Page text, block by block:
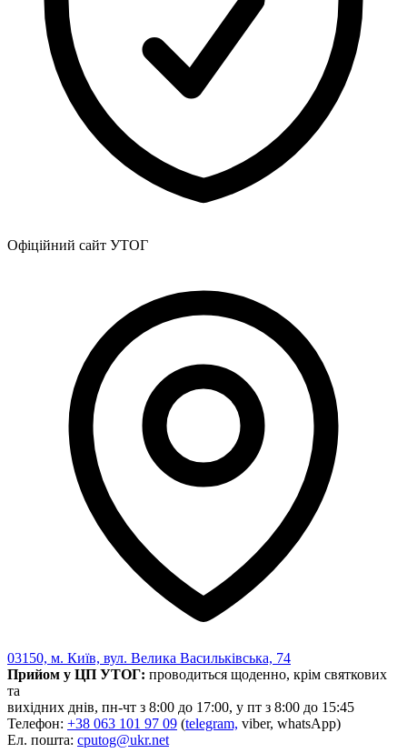
Безбар'єрність для глухих
Вінницька область
Волинська область
Дніпропетровська область
Донецька область
Закарпатська область
Запорізька область
Івано-Франківська область
Кіровоградська область
Одеська область
Полтавська область
Рівненська область
Сумська область
Тернопільська область
Харківська область
Херсонська область
Хмельницька область
Черкаська область
Чернівецька область
Чернігівська область
Особи відповідальні за контактування з
питань укладення договорів
Вивчаємо жестову мову
ЦУЖМ
Проєкт "Жестова мова для поліцейських"
ВІКТОРИНА
На допомогу військовим
Медична термінологія жестовою мовою
Офіційний сайт УТОГ
03150, м. Київ, вул. Велика Васильківська, 74
Прийом у ЦП УТОГ: проводиться щоденно, крім святкових
та
вихідних днів, пн-чт з 8:00 до 17:00, у пт з 8:00 до 15:45
Телефон: +38 063 101 97 09 (telegram, viber, whatsApp)
Ел. пошта: cputog@ukr.net